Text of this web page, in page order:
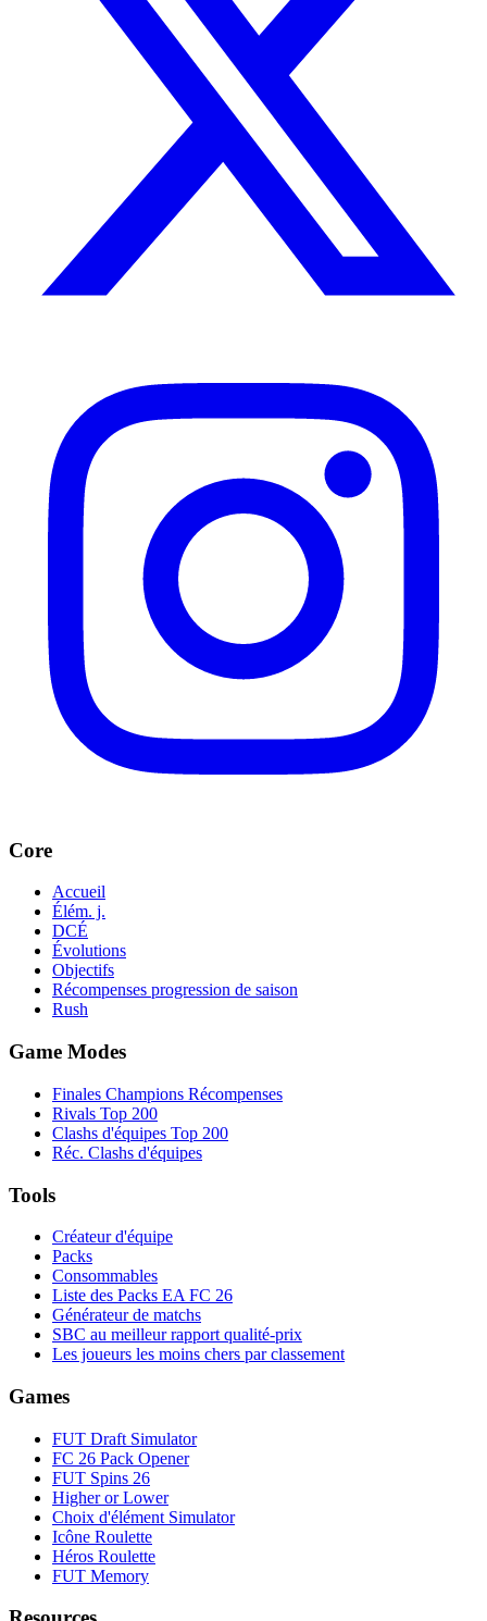
Core
Accueil
Élém. j.
DCÉ
Évolutions
Objectifs
Récompenses progression de saison
Rush
Game Modes
Finales Champions Récompenses
Rivals Top 200
Clashs d'équipes Top 200
Réc. Clashs d'équipes
Tools
Créateur d'équipe
Packs
Consommables
Liste des Packs EA FC 26
Générateur de matchs
SBC au meilleur rapport qualité-prix
Les joueurs les moins chers par classement
Games
FUT Draft Simulator
FC 26 Pack Opener
FUT Spins 26
Higher or Lower
Choix d'élément Simulator
Icône Roulette
Héros Roulette
FUT Memory